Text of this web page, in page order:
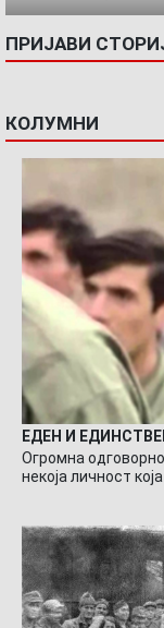
ПРИЈАВИ
КОЛУМНИ
ЕДЕН И
Огромна
некоја личност